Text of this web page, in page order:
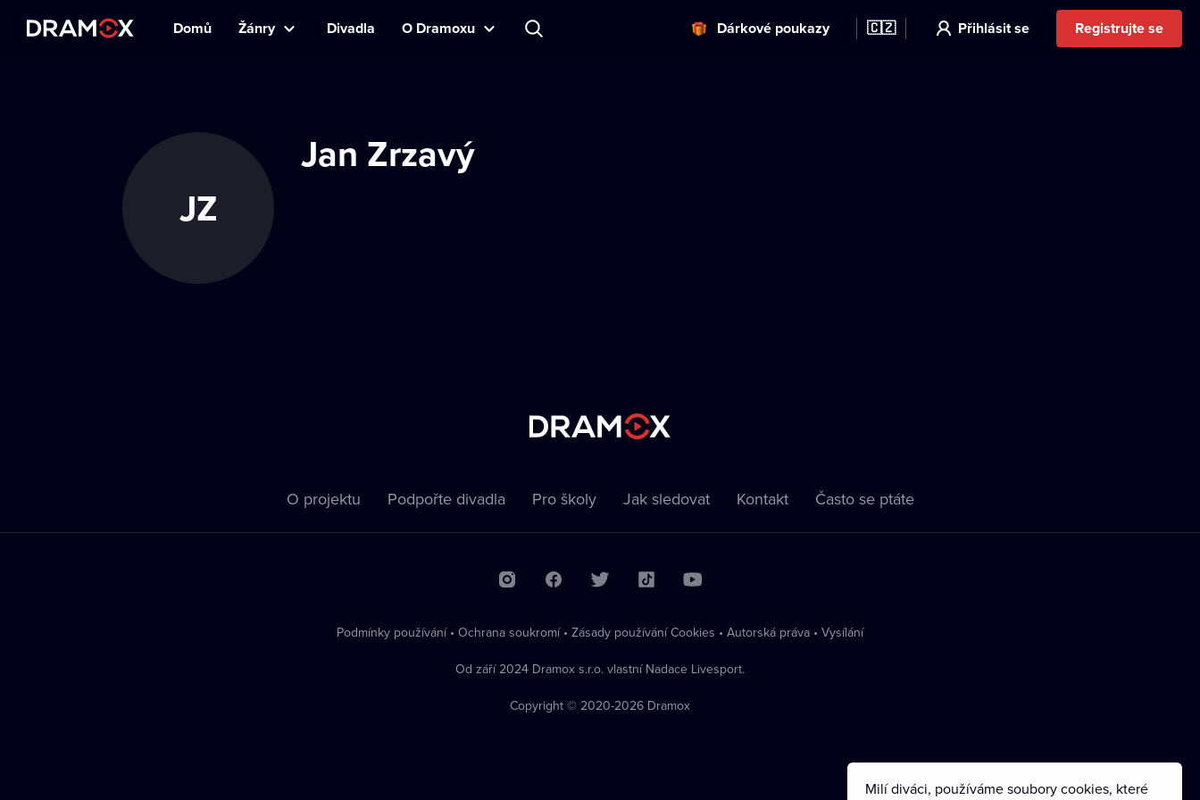
Domů Žánry Divadla O Dramoxu Dárkové poukazy 🇨🇿 Přihlásit se Registrujte se
JZ
Jan Zrzavý
O projektu Podpořte divadla Pro školy Jak sledovat Kontakt Často se ptáte
Podmínky používání • Ochrana soukromí • Zásady používání Cookies • Autorská práva • Vysílání
Od září 2024 Dramox s.r.o. vlastní Nadace Livesport.
Copyright © 2020-2026 Dramox
Milí diváci, používáme soubory cookies, které